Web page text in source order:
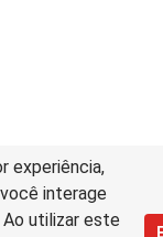
experiência,
interage
utilizar este